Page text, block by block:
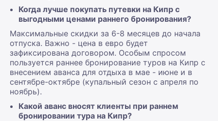
Когда лучше покупать путевки на Кипр с
выгодными ценами раннего бронирования?
Максимальные скидки за 6-8 месяцев до начала
отпуска. Важно - цена в евро будет
зафиксирована договором. Особым спросом
пользуется раннее бронирование туров на Кипр с
внесением аванса для отдыха в мае - июне и в
сентябре-октябре (купальный сезон с апреля по
ноябрь).
Какой аванс вносят клиенты при раннем
бронировании тура на Кипр?